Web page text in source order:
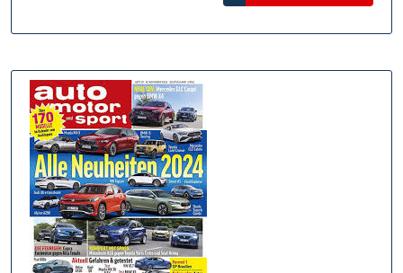
04:
Für
Königsblauen